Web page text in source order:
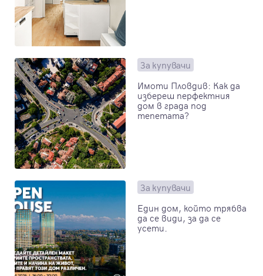
За купувачи
Имоти Пловдив: Как да
избереш перфектния
дом в града под
тепетата?
За купувачи
Един дом, който трябва
да се види, за да се
усети.